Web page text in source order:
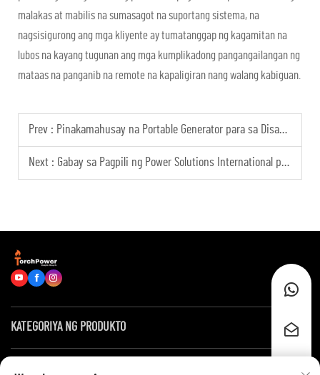
malakas at mabilis na sumasagot na suportang sistema, na
nagsisigurong ang mga kliyente ay tumatanggap ng kagamitan na
lubos na kayang tugunan ang mga kumplikadong pangangailangan ng
mataas na panganib na remote na kapaligiran nang walang kabiguan.
Prev : Pinakamahusay na Portable Generator para sa Disaster Rescue at Field Work Scenarios
Next : Gabay sa Pagpili ng Power Solutions International para sa Panrehiyong Suplay ng Kuryente
KATEGORIYA NG PRODUKTO